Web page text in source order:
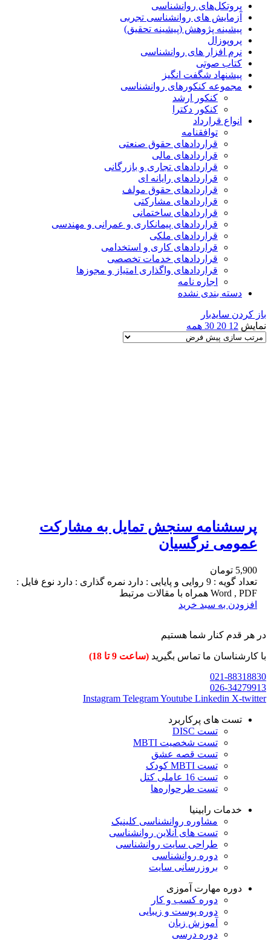
پروتکل‌های روانشناسی
آزمایش های روانشناسی تجربی
پیشینه پژوهش (پیشینه تحقیق)
پروپوزال
نرم افزار های روانشناسی
کتاب صوتی
پیشنهاد شگفت انگیز
مجموعه کنکورهای روانشناسی
کنکور ارشد
کنکور دکترا
انواع قرارداد
توافقنامه
قراردادهای حقوق صنعتی
قراردادهای مالی
قراردادهای تجاری و بازرگانی
قراردادهای رایانه ای
قراردادهای حقوق مولف
قراردادهای مشارکتی
قراردادهای ساختمانی
قراردادهای پیمانکاری و عمرانی و مهندسی
قراردادهای ملکی
قراردادهای کاری و استخدامی
قراردادهای خدمات تخصصی
قراردادهای واگذاری امتیاز و مجوزها
اجاره نامه
دسته بندی نشده
باز کردن سایدبار
نمایش 12
20
30 همه
پرسشنامه سنجش تمایل به مشارکت
عمومی نرگسیان
5,900 تومان
تعداد گویه : 9 روایی و پایایی : دارد نمره گذاری : دارد نوع فایل :
Word , PDF همراه با مقالات مرتبط
افزودن به سبد خرید
در هر قدم کنار شما هستیم
با کارشناسان ما تماس بگیرید (ساعت 9 تا 18)
021-88318830
026-34279913
Instagram TelegramYoutube Linkedin X-twitter
تست های پرکاربرد
تست DISC
تست شخصیت MBTI
تست قصه عشق
تست MBTI کودک
تست 16 عاملی کتل
تست طرحواره‌ها
خدمات رابینیا
مشاوره روانشناسی کلینیک
تست های آنلاین روانشناسی
طراحی سایت روانشناسی
دوره روانشناسی
بروزرسانی سایت
دوره مهارت آموزی
دوره کسب و کار
دوره پوست و زیبایی
آموزش زبان
دوره درسی